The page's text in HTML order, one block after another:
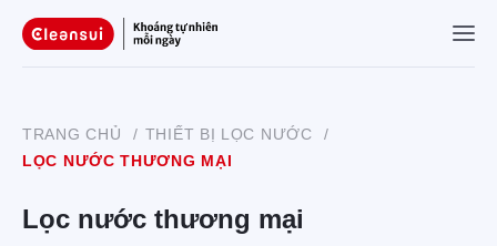
TRANG CHỦ / THIẾT BỊ LỌC NƯỚC
/
LỌC NƯỚC THƯƠNG MẠI
Lọc nước thương mại